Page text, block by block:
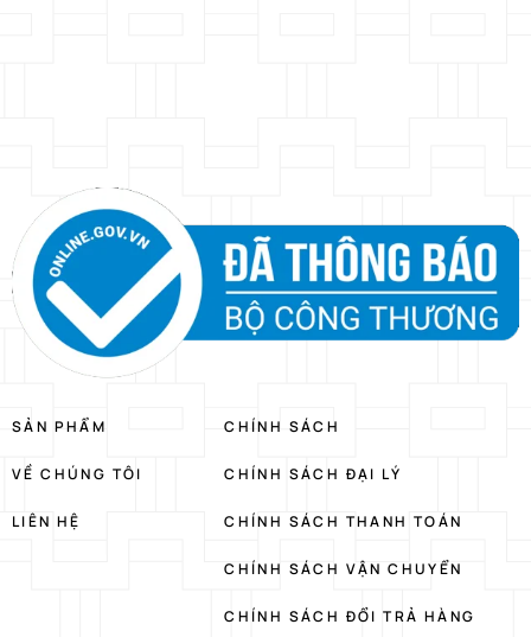
SẢN PHẨM
VỀ CHÚNG TÔI
LIÊN HỆ
CHÍNH SÁCH
CHÍNH SÁCH ĐẠI LÝ
CHÍNH SÁCH THANH TOÁN
CHÍNH SÁCH VẬN CHUYỂN
CHÍNH SÁCH ĐỔI TRẢ HÀNG